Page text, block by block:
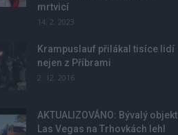
mrtvicí
14. 2. 2023
Krampuslauf přilákal tisíce lidí
nejen z Příbrami
2. 12. 2016
AKTUALIZOVÁNO: Bývalý objekt
Las Vegas na Trhovkách lehl